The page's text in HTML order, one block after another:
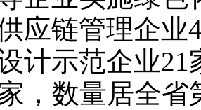
应链管理企业
计示范企业
，数量居全